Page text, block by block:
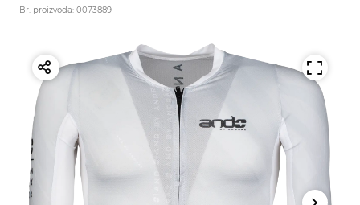
Br. proizvoda: 0073889